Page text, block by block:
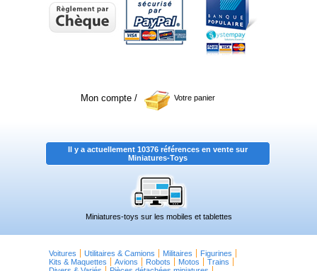
Mon compte / Votre panier
Il y a actuellement 10376 références en vente sur
Miniatures-Toys
Miniatures-toys sur les mobiles et tablettes
Voitures Utilitaires & Camions Militaires
Figurines
Kits & Maquettes
Avions Robots Motos
Trains